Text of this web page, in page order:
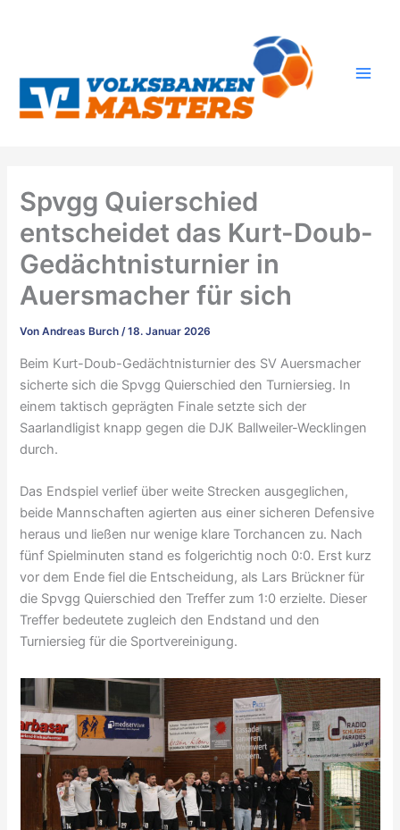
Spvgg Quierschied
entscheidet das Kurt-Doub-
Gedächtnisturnier in
Auersmacher für sich
VonAndreas Burch/18. Januar 2026
Beim Kurt-Doub-Gedächtnisturnier des SV Auersmacher
sicherte sich die Spvgg Quierschied den Turniersieg. In
einem taktisch geprägten Finale setzte sich der
Saarlandligist knapp gegen die DJK Ballweiler-Wecklingen
durch.
Das Endspiel verlief über weite Strecken ausgeglichen,
beide Mannschaften agierten aus einer sicheren Defensive
heraus und ließen nur wenige klare Torchancen zu. Nach
fünf Spielminuten stand es folgerichtig noch 0:0. Erst kurz
vor dem Ende fiel die Entscheidung, als Lars Brückner für
die Spvgg Quierschied den Treffer zum 1:0 erzielte. Dieser
Treffer bedeutete zugleich den Endstand und den
Turniersieg für die Sportvereinigung.